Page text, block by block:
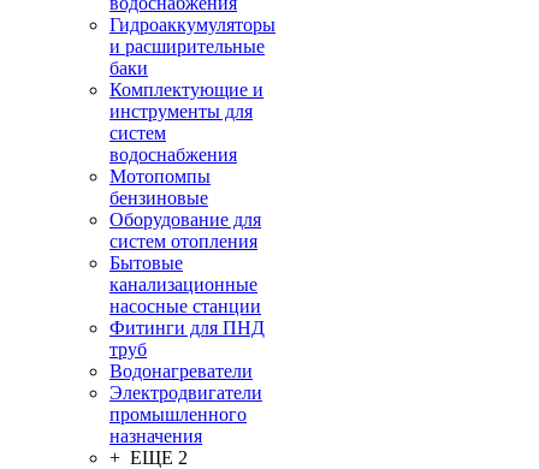
Гидроаккумуляторы
и расширительные
баки
Комплектующие и
инструменты для
систем
водоснабжения
Мотопомпы
бензиновые
Оборудование для
систем отопления
Бытовые
канализационные
насосные станции
Фитинги для ПНД
труб
Водонагреватели
Электродвигатели
промышленного
назначения
+ ЕЩЕ 2